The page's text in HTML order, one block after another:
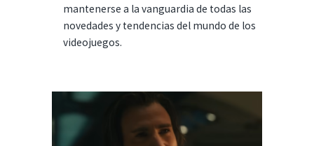
mantenerse a la vanguardia de todas las
novedades y tendencias del mundo de los
videojuegos.